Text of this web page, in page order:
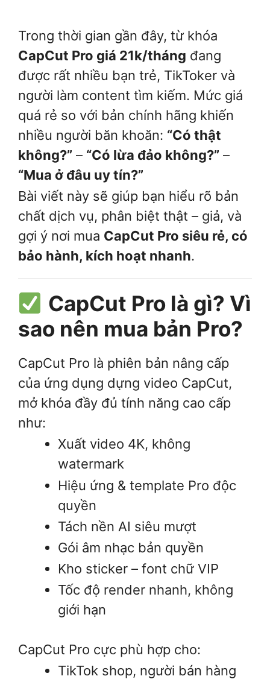
Trong thời gian gần đây, từ khóa
CapCut Pro giá 21k/tháng đang
được rất nhiều bạn trẻ, TikToker và
người làm content tìm kiếm. Mức giá
quá rẻ so với bản chính hãng khiến
nhiều người băn khoăn: “Có thật
không?” – “Có lừa đảo không?” –
“Mua ở đâu uy tín?”
Bài viết này sẽ giúp bạn hiểu rõ bản
chất dịch vụ, phân biệt thật – giả, và
gợi ý nơi mua CapCut Pro siêu rẻ, có
bảo hành, kích hoạt nhanh.
CapCut Pro là gì? Vì
sao nên mua bản Pro?
CapCut Pro là phiên bản nâng cấp
của ứng dụng dựng video CapCut,
mở khóa đầy đủ tính năng cao cấp
như:
Xuất video 4K, không
watermark
Hiệu ứng & template Pro độc
quyền
Tách nền AI siêu mượt
Gói âm nhạc bản quyền
Kho sticker – font chữ VIP
Tốc độ render nhanh, không
giới hạn
CapCut Pro cực phù hợp cho:
TikTok shop, người bán hàng